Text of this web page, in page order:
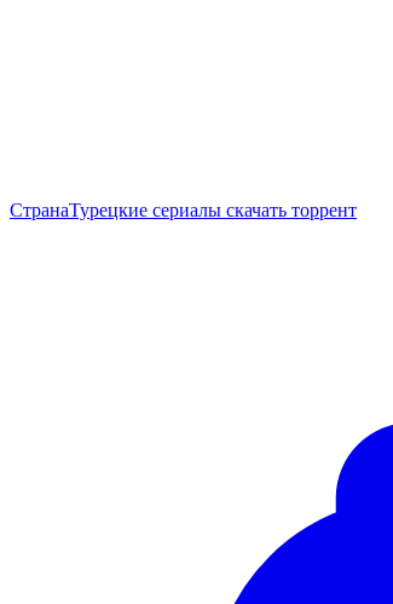
СтранаТурецкие сериалы скачать торрент